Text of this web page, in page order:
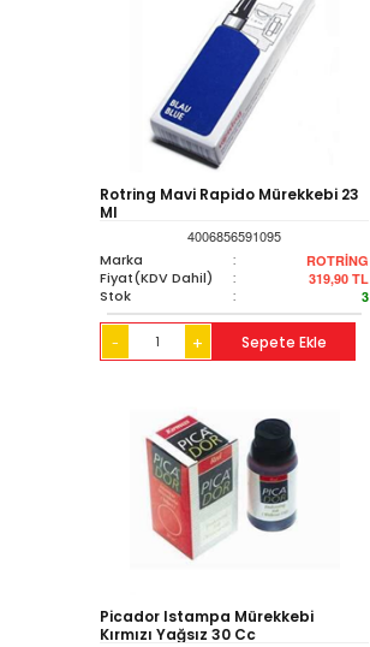
Rotring Mavi Rapido Mürekkebi 23
Ml
4006856591095
Marka
: ROTRİNG
Fiyat(KDV Dahil) : 319,90 TL
Stok : 3
- + Sepete Ekle
Picador Istampa Mürekkebi
Kırmızı Yağsız 30 Cc